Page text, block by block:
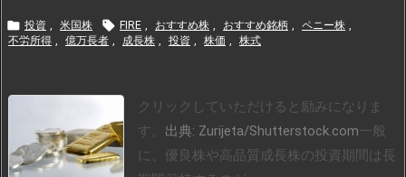
 投資 , 米国株  FIRE , おすすめ株 , おすすめ銘柄 , ペニー株 ,
不労所得 , 億万長者 , 成長株 , 投資 , 株価 , 株式
クリックしていただけると励みになりま
す。 出典: Zurijeta/Shutterstock.com一般
に、優良株や高品質成長株の投資期間は長